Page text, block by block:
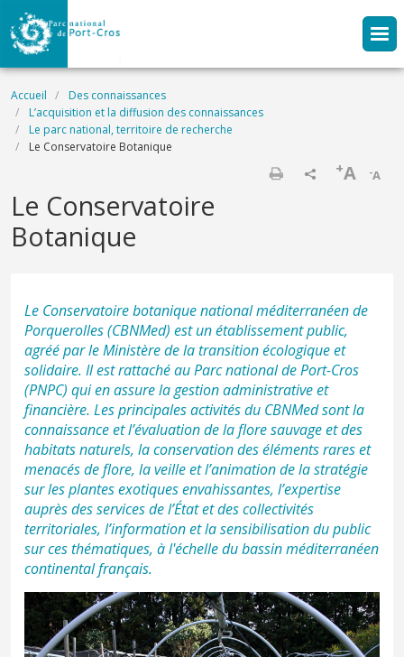
Aller au contenu principal
Fil d'Ariane
Accueil
Des connaissances
L’acquisition et la diffusion des connaissances
Le parc national, territoire de recherche
Le Conservatoire Botanique
-A
+A
Le Conservatoire
Botanique
Le Conservatoire botanique national méditerranéen de
Porquerolles (CBNMed) est un établissement public,
agréé par le Ministère de la transition écologique et
solidaire. Il est rattaché au Parc national de Port-Cros
(PNPC) qui en assure la gestion administrative et
financière. Les principales activités du CBNMed sont la
connaissance et l’évaluation de la flore sauvage et des
habitats naturels, la conservation des éléments rares et
menacés de flore, la veille et l’animation de la stratégie
sur les plantes exotiques envahissantes, l’expertise
auprès des services de l’État et des collectivités
territoriales, l’information et la sensibilisation du public
sur ces thématiques, à l'échelle du bassin méditerranéen
continental français.